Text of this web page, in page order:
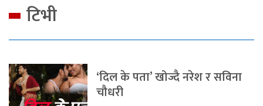
टिभी
‘दिल के पता’ खोज्दै नरेश र सविना
चौधरी